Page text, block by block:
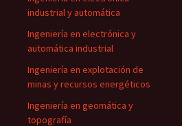
industrial y automática
Ingeniería en electrónica y
automática industrial
Ingeniería en explotación de
minas y recursos energéticos
Ingeniería en geomática y
topografía